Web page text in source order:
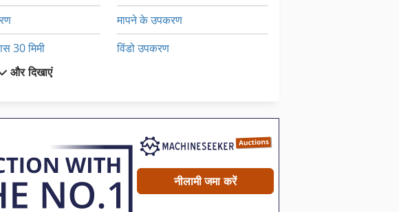
30 मिमी
मापने के उपकरण
विंडो उपकरण
और दिखाएं
नीलामी जमा करें